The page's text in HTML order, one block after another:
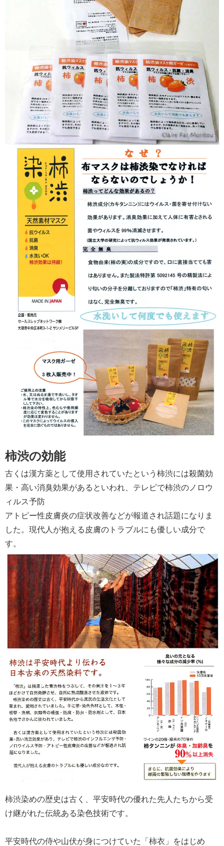
柿渋の効能
古くは漢方薬として使用されていたという柿渋には殺菌効
果・高い消臭効果があるといわれ、テレビで柿渋のノロウ
ィルス予防
アトピー性皮膚炎の症状改善などが報道され話題になりま
した。現代人が抱える皮膚のトラブルにも優しい成分で
す。
柿渋染めの歴史は古く、平安時代の優れた先人たちから受
け継がれた伝統ある染色技術です。
平安時代の侍や山伏が身につけていた「柿衣」をはじめ